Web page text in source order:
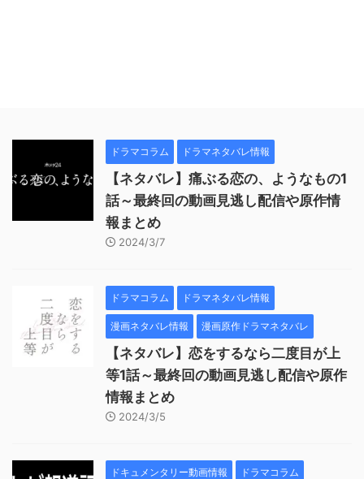
ドラマコラム ドラマネタバレ情報
【ネタバレ】痛ぶる恋の、ようなもの1
話～最終回の動画見逃し配信や原作情
報まとめ
2024/3/7
ドラマコラム ドラマネタバレ情報
漫画ネタバレ情報 漫画原作ドラマネタバレ
【ネタバレ】恋をするなら二度目が上
等1話～最終回の動画見逃し配信や原作
情報まとめ
2024/3/5
ドキュメンタリー動画情報 ドラマコラム